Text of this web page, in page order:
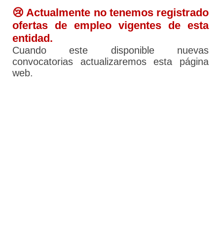
😢 Actualmente no tenemos registrado
ofertas de empleo vigentes de esta
entidad.
Cuando este disponible nuevas
convocatorias actualizaremos esta página
web.